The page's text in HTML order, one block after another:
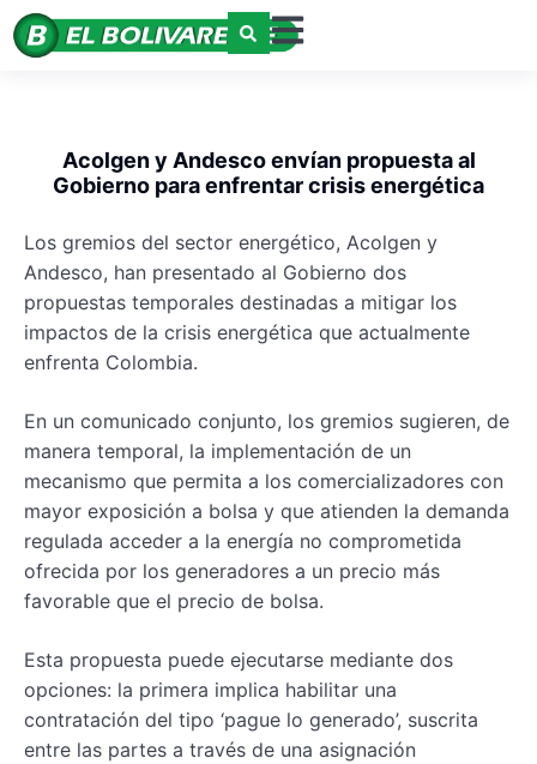
Acolgen y Andesco envían propuesta al
Gobierno para enfrentar crisis energética
Los gremios del sector energético, Acolgen y
Andesco, han presentado al Gobierno dos
propuestas temporales destinadas a mitigar los
impactos de la crisis energética que actualmente
enfrenta Colombia.
En un comunicado conjunto, los gremios sugieren, de
manera temporal, la implementación de un
mecanismo que permita a los comercializadores con
mayor exposición a bolsa y que atienden la demanda
regulada acceder a la energía no comprometida
ofrecida por los generadores a un precio más
favorable que el precio de bolsa.
Esta propuesta puede ejecutarse mediante dos
opciones: la primera implica habilitar una
contratación del tipo ‘pague lo generado’, suscrita
entre las partes a través de una asignación